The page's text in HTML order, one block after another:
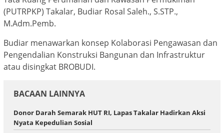
(PUTRPKP) Takalar, Budiar Rosal Saleh., S.STP.,
M.Adm.Pemb.
Budiar menawarkan konsep Kolaborasi Pengawasan dan
Pengendalian Konstruksi Bangunan dan Infrastruktur
atau disingkat BROBUDI.
BACAAN LAINNYA
Donor Darah Semarak HUT RI, Lapas Takalar Hadirkan Aksi
Nyata Kepedulian Sosial